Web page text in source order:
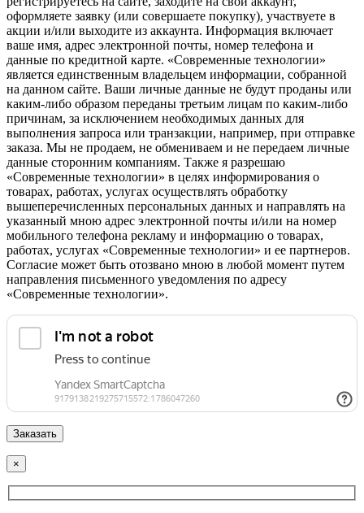
оформляете заявку (или совершаете покупку), участвуете в
акции и/или выходите из аккаунта. Информация включает
ваше имя, адрес электронной почты, номер телефона и
данные по кредитной карте. «Современные технологии»
является единственным владельцем информации, собранной
на данном сайте. Ваши личные данные не будут проданы или
каким-либо образом переданы третьим лицам по каким-либо
причинам, за исключением необходимых данных для
выполнения запроса или транзакции, например, при отправке
заказа. Мы не продаем, не обмениваем и не передаем личные
данные сторонним компаниям. Также я разрешаю
«Современные технологии» в целях информирования о
товарах, работах, услугах осуществлять обработку
вышеперечисленных персональных данных и направлять на
указанный мною адрес электронной почты и/или на номер
мобильного телефона рекламу и информацию о товарах,
работах, услугах «Современные технологии» и ее партнеров.
Согласие может быть отозвано мною в любой момент путем
направления письменного уведомления по адресу
«Современные технологии».
×